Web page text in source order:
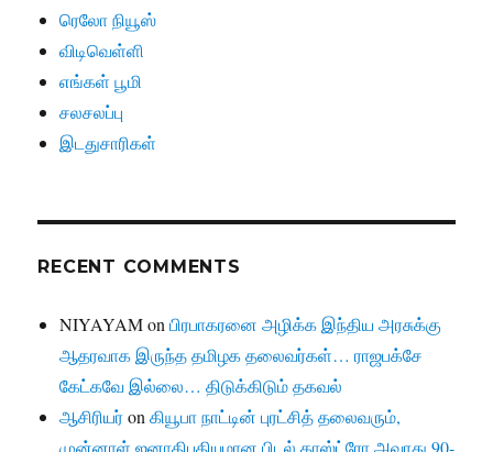
ரெலோ நியூஸ்
விடிவெள்ளி
எங்கள் பூமி
சலசலப்பு
இடதுசாரிகள்
RECENT COMMENTS
NIYAYAMonபிரபாகரனை அழிக்க இந்திய அரசுக்கு
ஆதரவாக இருந்த தமிழக தலைவர்கள்… ராஜபக்சே
கேட்கவே இல்லை… திடுக்கிடும் தகவல்
ஆசிரியர்onகியூபா நாட்டின் புரட்சித் தலைவரும்,
முன்னாள் ஜனாதிபதியுமான பிடல் காஸ்ட்ரோ அவரது 90-